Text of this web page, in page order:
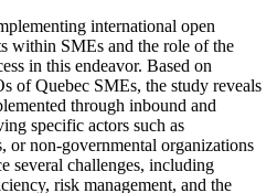
international open
within SMEs and the role of the
in this endeavor. Based on
of Quebec SMEs, the study reveals
through inbound and
specific actors such as
or non-governmental organizations
several challenges, including
risk management, and the